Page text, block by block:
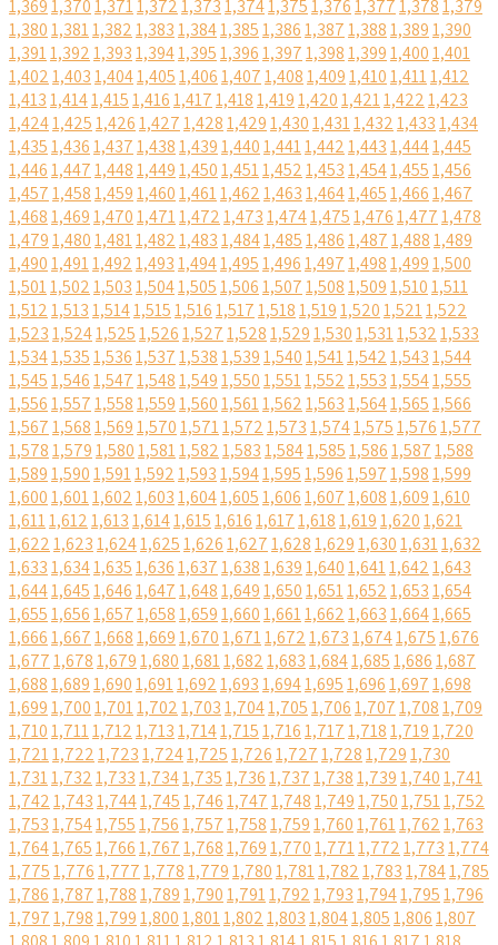
1,3691,3701,3711,3721,3731,3741,3751,3761,3771,3781,379
1,3801,3811,3821,3831,3841,3851,3861,3871,3881,3891,390
1,3911,3921,3931,3941,3951,3961,3971,3981,3991,4001,401
1,4021,4031,4041,4051,4061,4071,4081,4091,4101,4111,412
1,4131,4141,4151,4161,4171,4181,4191,4201,4211,4221,423
1,4241,4251,4261,4271,4281,4291,4301,4311,4321,4331,434
1,4351,4361,4371,4381,4391,4401,4411,4421,4431,4441,445
1,4461,4471,4481,4491,4501,4511,4521,4531,4541,4551,456
1,4571,4581,4591,4601,4611,4621,4631,4641,4651,4661,467
1,4681,4691,4701,4711,4721,4731,4741,4751,4761,4771,478
1,4791,4801,4811,4821,4831,4841,4851,4861,4871,4881,489
1,4901,4911,4921,4931,4941,4951,4961,4971,4981,4991,500
1,5011,5021,5031,5041,5051,5061,5071,5081,5091,5101,511
1,5121,5131,5141,5151,5161,5171,5181,5191,5201,5211,522
1,5231,5241,5251,5261,5271,5281,5291,5301,5311,5321,533
1,5341,5351,5361,5371,5381,5391,5401,5411,5421,5431,544
1,5451,5461,5471,5481,5491,5501,5511,5521,5531,5541,555
1,5561,5571,5581,5591,5601,5611,5621,5631,5641,5651,566
1,5671,5681,5691,5701,5711,5721,5731,5741,5751,5761,577
1,5781,5791,5801,5811,5821,5831,5841,5851,5861,5871,588
1,5891,5901,5911,5921,5931,5941,5951,5961,5971,5981,599
1,6001,6011,6021,6031,6041,6051,6061,6071,6081,6091,610
1,6111,6121,6131,6141,6151,6161,6171,6181,6191,6201,621
1,6221,6231,6241,6251,6261,6271,6281,6291,6301,6311,632
1,6331,6341,6351,6361,6371,6381,6391,6401,6411,6421,643
1,6441,6451,6461,6471,6481,6491,6501,6511,6521,6531,654
1,6551,6561,6571,6581,6591,6601,6611,6621,6631,6641,665
1,6661,6671,6681,6691,6701,6711,6721,6731,6741,6751,676
1,6771,6781,6791,6801,6811,6821,6831,6841,6851,6861,687
1,6881,6891,6901,6911,6921,6931,6941,6951,6961,6971,698
1,6991,7001,7011,7021,7031,7041,7051,7061,7071,7081,709
1,7101,7111,7121,7131,7141,7151,7161,7171,7181,7191,720
1,7211,7221,7231,7241,7251,7261,7271,7281,7291,730
1,7311,7321,7331,7341,7351,7361,7371,7381,7391,7401,741
1,7421,7431,7441,7451,7461,7471,7481,7491,7501,7511,752
1,7531,7541,7551,7561,7571,7581,7591,7601,7611,7621,763
1,7641,7651,7661,7671,7681,7691,7701,7711,7721,7731,774
1,7751,7761,7771,7781,7791,7801,7811,7821,7831,7841,785
1,7861,7871,7881,7891,7901,7911,7921,7931,7941,7951,796
1,7971,7981,7991,8001,8011,8021,8031,8041,8051,8061,807